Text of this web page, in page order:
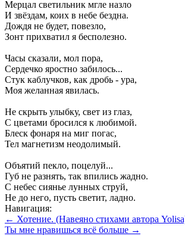
Мерцал светильник мгле назло
И звёздам, коих в небе бездна.
Дождя не будет, повезло,
Зонт прихватил я бесполезно.
Часы сказали, мол пора,
Сердечко яростно забилось...
Стук каблучков, как дробь - ура,
Моя желанная явилась.
Не скрыть улыбку, свет из глаз,
С цветами бросился к любимой.
Блеск фонаря на миг погас,
Тел магнетизм неодолимый.
Объятий пекло, поцелуй...
Губ не разнять, так впились жадно.
С небес сиянье лунных струй,
Не до него, пусть светит, ладно.
Навигация:
← Хотение. (Навеяно стихами автора
Ты мне нравишься всё больше →